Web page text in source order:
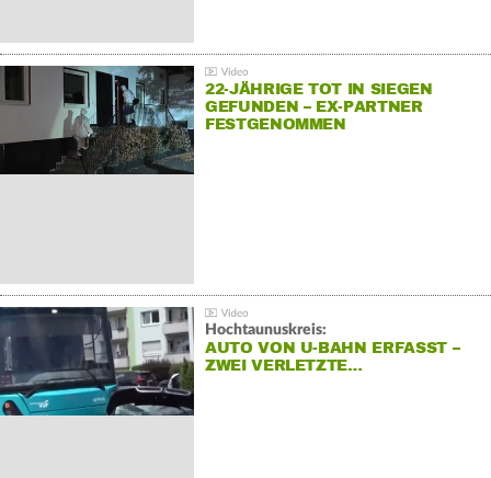
22-JÄHRIGE TOT IN SIEGEN
GEFUNDEN – EX-PARTNER
FESTGENOMMEN
Hochtaunuskreis:
AUTO VON U-BAHN ERFASST –
ZWEI VERLETZTE…